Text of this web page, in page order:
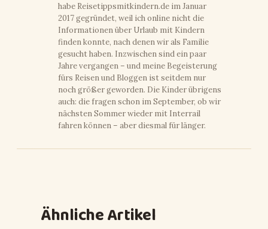
habe Reisetippsmitkindern.de im Januar
2017 gegründet, weil ich online nicht die
Informationen über Urlaub mit Kindern
finden konnte, nach denen wir als Familie
gesucht haben. Inzwischen sind ein paar
Jahre vergangen – und meine Begeisterung
fürs Reisen und Bloggen ist seitdem nur
noch größer geworden. Die Kinder übrigens
auch: die fragen schon im September, ob wir
nächsten Sommer wieder mit Interrail
fahren können – aber diesmal für länger.
Ähnliche Artikel